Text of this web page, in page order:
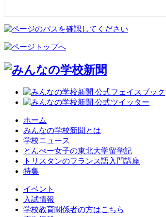
ホーム
みんなの学校新聞とは
学校ニュース
とんぺー女子の東北大学留学記
トリスタンのフランス語入門講座
特集
イベント
入試情報
学校教育関係者の方はこちら